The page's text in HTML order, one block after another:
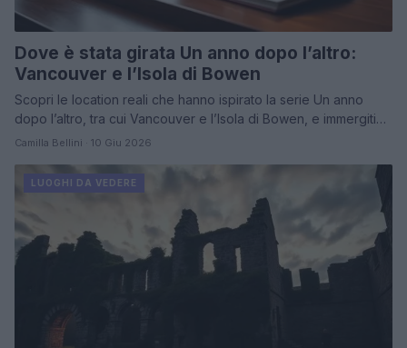
Dove è stata girata Un anno dopo l’altro:
Vancouver e l’Isola di Bowen
Scopri le location reali che hanno ispirato la serie Un anno
dopo l’altro, tra cui Vancouver e l’Isola di Bowen, e immergiti…
Camilla Bellini · 10 Giu 2026
LUOGHI DA VEDERE